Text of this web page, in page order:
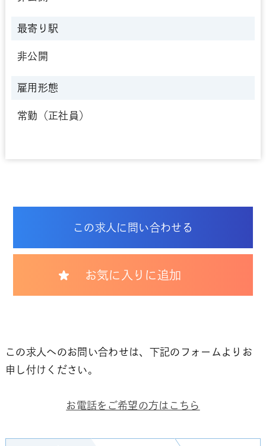
最寄り駅
非公開
雇用形態
常勤（正社員）
この求人に問い合わせる
お気に入りに追加
この求人へのお問い合わせは、下記のフォームよりお
申し付けください。
お電話をご希望の方はこちら